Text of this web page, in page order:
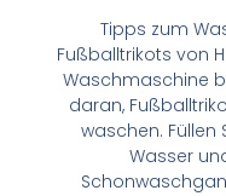
Tipps zum
Fußballtrikots von
Waschmaschine
daran,
waschen. Füllen
Wasser